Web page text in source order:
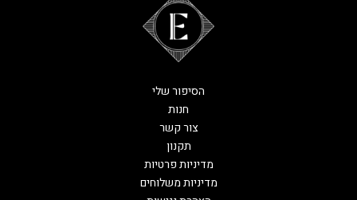
הסיפור שלי
חנות
צור קשר
תקנון
מדיניות פרטיות
מדיניות משלוחים